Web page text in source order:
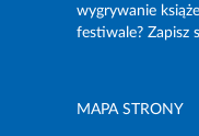
wygrywanie
festiwale? Zapisz
MAPA STRONY